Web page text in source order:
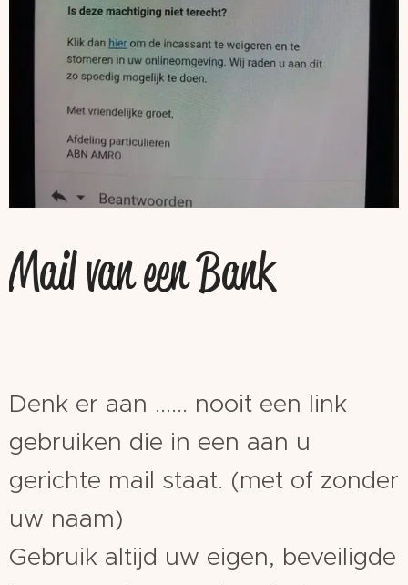
Mail van een Bank
Denk er aan ...... nooit een link
gebruiken die in een aan u
gerichte mail staat. (met of zonder
uw naam)
Gebruik altijd uw eigen, beveiligde